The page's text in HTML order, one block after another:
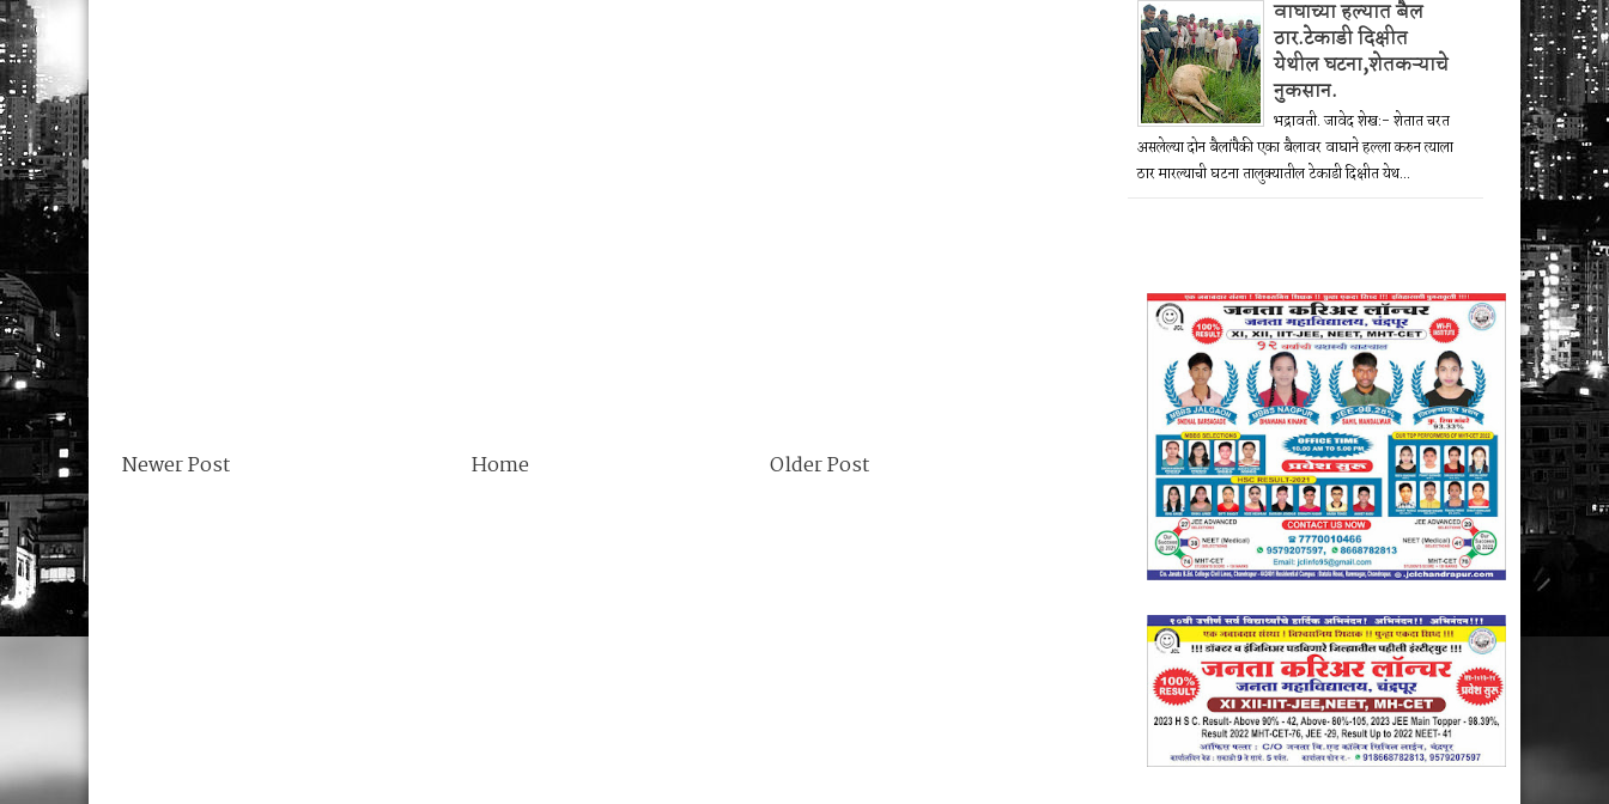
Newer Post Older Post
Home
वाघाच्या हल्यात बैल
ठार.टेकाडी दिक्षीत
येथील घटना,शेतकऱ्याचे
नुकसान.
भद्रावती. जावेद शेख:- शेतात चरत
असलेल्या दोन बैलांपैकी एका बैलावर वाघाने हल्ला करुन त्याला
ठार मारल्याची घटना तालुक्यातील टेकाडी दिक्षीत येथ...